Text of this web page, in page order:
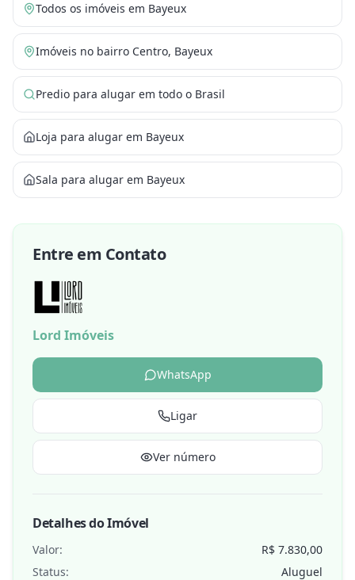
Todos os imóveis em Bayeux
Imóveis no bairro Centro, Bayeux
Predio para alugar em todo o Brasil
Loja para alugar em Bayeux
Sala para alugar em Bayeux
Entre em Contato
Lord Imóveis
WhatsApp
Ligar
Ver número
Detalhes do Imóvel
Valor:
R$ 7.830,00
Status:
Aluguel